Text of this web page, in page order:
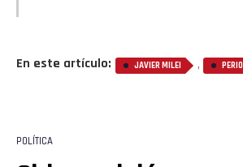
En este artículo: JAVIER MILEI ,
POLÍTICA